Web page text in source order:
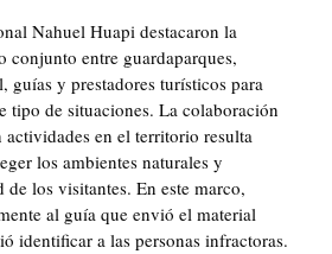
Nahuel Huapi destacaron la
conjunto entre guardaparques,
guías y prestadores turísticos para
tipo de situaciones. La colaboración
actividades en el territorio resulta
los ambientes naturales y
de los visitantes. En este marco,
al guía que envió el material
identificar a las personas infractoras.